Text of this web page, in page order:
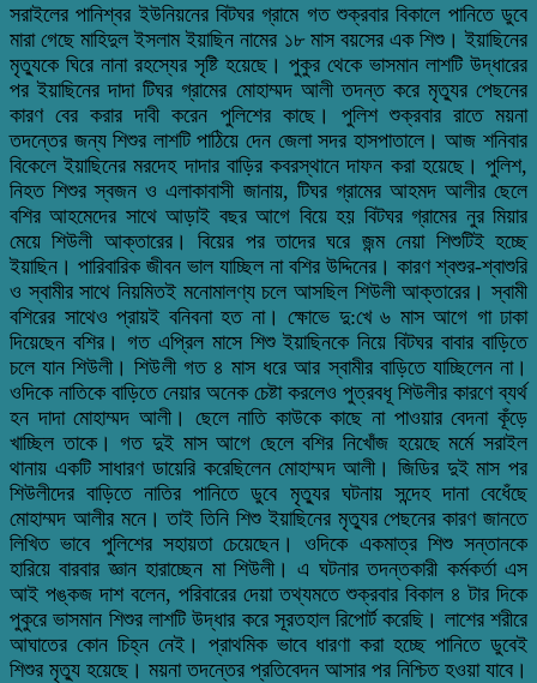
সরাইলের পানিশ্বর ইউনিয়নের বিটঘর গ্রামে গত শুক্রবার বিকালে পানিতে ডুবে
মারা গেছে মাহিদুল ইসলাম ইয়াছিন নামের ১৮ মাস বয়সের এক শিশু। ইয়াছিনের
মৃত্যুকে ঘিরে নানা রহস্যের সৃষ্টি হয়েছে। পুকুর থেকে ভাসমান লাশটি উদ্ধারের
পর ইয়াছিনের দাদা টিঘর গ্রামের মোহাম্মদ আলী তদন্ত করে মৃত্যুর পেছনের
কারণ বের করার দাবী করেন পুলিশের কাছে। পুলিশ শুক্রবার রাতে ময়না
তদন্তের জন্য শিশুর লাশটি পাঠিয়ে দেন জেলা সদর হাসপাতালে। আজ শনিবার
বিকেলে ইয়াছিনের মরদেহ দাদার বাড়ির কবরস্থানে দাফন করা হয়েছে। পুলিশ,
নিহত শিশুর স্বজন ও এলাকাবাসী জানায়, টিঘর গ্রামের আহমদ আলীর ছেলে
বশির আহমেদের সাথে আড়াই বছর আগে বিয়ে হয় বিটঘর গ্রামের নুর মিয়ার
মেয়ে শিউলী আক্তারের। বিয়ের পর তাদের ঘরে জন্ম নেয়া শিশুটিই হচ্ছে
ইয়াছিন। পারিবারিক জীবন ভাল যাচ্ছিল না বশির উদ্দিনের। কারণ শ্বশুর-শ্বাশুরি
ও স্বামীর সাথে নিয়মিতই মনোমালণ্য চলে আসছিল শিউলী আক্তারের। স্বামী
বশিরের সাথেও প্রায়ই বনিবনা হত না। ক্ষোভে দু:খে ৬ মাস আগে গা ঢাকা
দিয়েছেন বশির। গত এপ্রিল মাসে শিশু ইয়াছিনকে নিয়ে বিটঘর বাবার বাড়িতে
চলে যান শিউলী। শিউলী গত ৪ মাস ধরে আর স্বামীর বাড়িতে যাচ্ছিলেন না।
ওদিকে নাতিকে বাড়িতে নেয়ার অনেক চেষ্টা করলেও পুত্রবধূ শিউলীর কারণে ব্যর্থ
হন দাদা মোহাম্মদ আলী। ছেলে নাতি কাউকে কাছে না পাওয়ার বেদনা কূঁড়ে
খাচ্ছিল তাকে। গত দুই মাস আগে ছেলে বশির নিখোঁজ হয়েছে মর্মে সরাইল
থানায় একটি সাধারণ ডায়েরি করেছিলেন মোহাম্মদ আলী। জিডির দুই মাস পর
শিউলীদের বাড়িতে নাতির পানিতে ডুবে মৃত্যুর ঘটনায় সন্দেহ দানা বেধেঁছে
মোহাম্মদ আলীর মনে। তাই তিনি শিশু ইয়াছিনের মৃত্যুর পেছনের কারণ জানতে
লিখিত ভাবে পুলিশের সহায়তা চেয়েছেন। ওদিকে একমাত্র শিশু সন্তানকে
হারিয়ে বারবার জ্ঞান হারাচ্ছেন মা শিউলী। এ ঘটনার তদন্তকারী কর্মকর্তা এস
আই পঙ্কজ দাশ বলেন, পরিবারের দেয়া তথ্যমতে শুক্রবার বিকাল ৪ টার দিকে
পুকুরে ভাসমান শিশুর লাশটি উদ্ধার করে সূরতহাল রিপোর্ট করেছি। লাশের শরীরে
আঘাতের কোন চিহ্ন নেই। প্রাথমিক ভাবে ধারণা করা হচ্ছে পানিতে ডুবেই
শিশুর মৃত্যু হয়েছে। ময়না তদন্তের প্রতিবেদন আসার পর নিশ্চিত হওয়া যাবে।